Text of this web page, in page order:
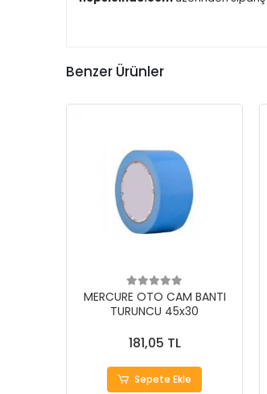
Benzer Ürünler
MERCURE OTO CAM BANTI
TURUNCU 45x30
181,05 TL
Sepete Ekle